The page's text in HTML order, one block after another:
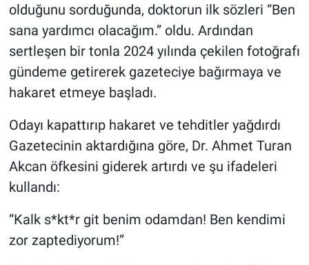
olduğunu sorduğunda, doktorun ilk sözleri “Ben
sana yardımcı olacağım.” oldu. Ardından
sertleşen bir tonla 2024 yılında çekilen fotoğrafı
gündeme getirerek gazeteciye bağırmaya ve
hakaret etmeye başladı.
Odayı kapattırıp hakaret ve tehditler yağdırdı
Gazetecinin aktardığına göre, Dr. Ahmet Turan
Akcan öfkesini giderek artırdı ve şu ifadeleri
kullandı:
“Kalk s*kt*r git benim odamdan! Ben kendimi
zor zaptediyorum!”